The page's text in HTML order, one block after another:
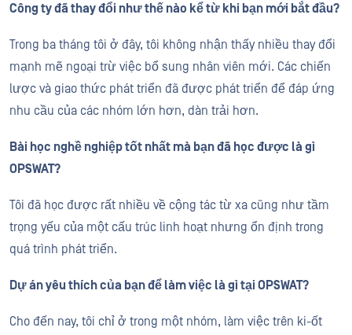
Công ty đã thay đổi như thế nào kể từ khi bạn mới bắt đầu?
Trong ba tháng tôi ở đây, tôi không nhận thấy nhiều thay đổi
mạnh mẽ ngoại trừ việc bổ sung nhân viên mới. Các chiến
lược và giao thức phát triển đã được phát triển để đáp ứng
nhu cầu của các nhóm lớn hơn, dàn trải hơn.
Bài học nghề nghiệp tốt nhất mà bạn đã học được là gì
OPSWAT?
Tôi đã học được rất nhiều về cộng tác từ xa cũng như tầm
trọng yếu của một cấu trúc linh hoạt nhưng ổn định trong
quá trình phát triển.
Dự án yêu thích của bạn để làm việc là gì tại OPSWAT?
Cho đến nay, tôi chỉ ở trong một nhóm, làm việc trên ki-ốt